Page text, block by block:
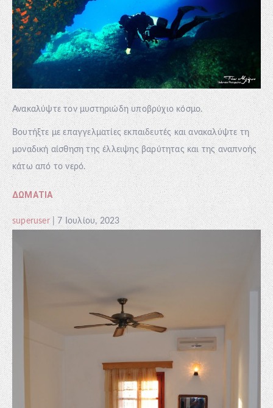
Ανακαλύψτε τον μυστηριώδη υποβρύχιο κόσμο.
Βουτήξτε με επαγγελματίες εκπαιδευτές και ανακαλύψτε τη
μοναδική αίσθηση της έλλειψης βαρύτητας και της αναπνοής
κάτω από το νερό.
ΔΩΜΆΤΙΑ
superuser 7 Ιουλίου, 2023